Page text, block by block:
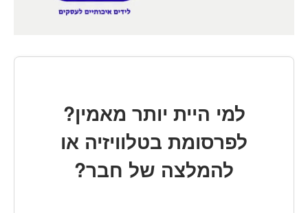
למי היית יותר מאמין?
לפרסומת בטלוויזיה או
להמלצה של חבר?